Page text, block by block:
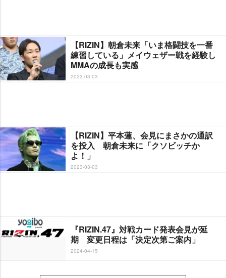
【RIZIN】朝倉未来「いま格闘技を一番
練習している」メイウェザー戦を経験し
MMAの成長も実感
2023-03-03
【RIZIN】平本蓮、会見にまさかの通訳
を投入 朝倉未来に「クソビッチか
よ！」
2023-03-03
『RIZIN.47』対戦カード発表会見が延
期 変更日程は「決定次第ご案内」
2024-04-15